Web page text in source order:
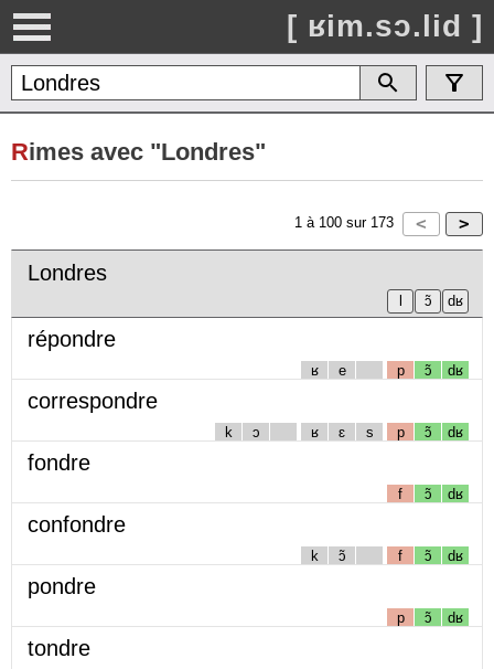
[ ʁim.sɔ.lid ]
Rimes avec "Londres"
1 à 100 sur 173
Londres
répondre
ʁ e p ɔ̃ dʁ
correspondre
k ɔ ʁ ɛ s p ɔ̃ dʁ
fondre
f ɔ̃ dʁ
confondre
k ɔ̃ f ɔ̃ dʁ
pondre
p ɔ̃ dʁ
tondre